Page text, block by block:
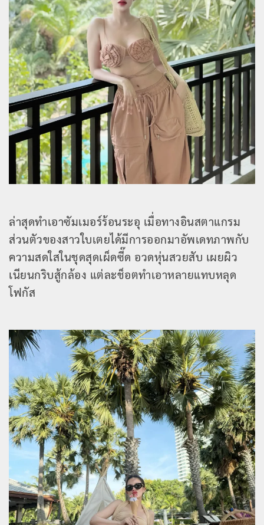
ล่าสุดทำเอาซัมเมอร์ร้อนระอุ เมื่อทางอินสตาแกรม
ส่วนตัวของสาวใบเตยได้มีการออกมาอัพเดทภาพกับ
ความสดใสในชุดสุดเผ็ดซี๊ด อวดหุ่นสวยสับ เผยผิว
เนียนกริบสู้กล้อง แต่ละช็อตทำเอาหลายแทบหลุด
โฟกัส